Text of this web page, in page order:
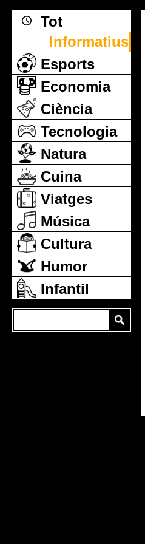
Tot
Informatius
Esports
Economia
Ciència
Tecnologia
Natura
Cuina
Viatges
Música
Cultura
Humor
Infantil